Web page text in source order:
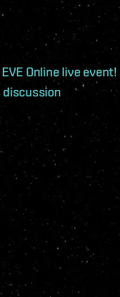
Online live event!
discussion